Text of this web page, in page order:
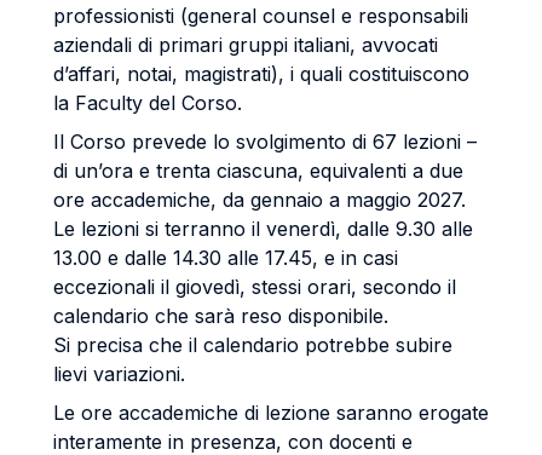
professionisti (general counsel e responsabili
aziendali di primari gruppi italiani, avvocati
d’affari, notai, magistrati), i quali costituiscono
la Faculty del Corso.
Il Corso prevede lo svolgimento di 67 lezioni –
di un’ora e trenta ciascuna, equivalenti a due
ore accademiche, da gennaio a maggio 2027.
Le lezioni si terranno il venerdì, dalle 9.30 alle
13.00 e dalle 14.30 alle 17.45, e in casi
eccezionali il giovedì, stessi orari, secondo il
calendario che sarà reso disponibile.
Si precisa che il calendario potrebbe subire
lievi variazioni.
Le ore accademiche di lezione saranno erogate
interamente in presenza, con docenti e